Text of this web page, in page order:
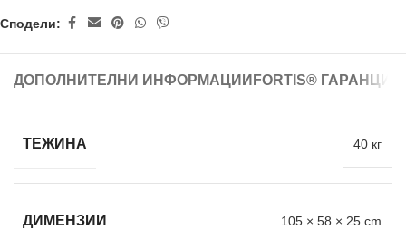
Сподели:
ДОПОЛНИТЕЛНИ ИНФОРМАЦИИ FORTIS®
ТЕЖИНА 40 кг
ДИМЕНЗИИ 105 × 58 × 25 cm